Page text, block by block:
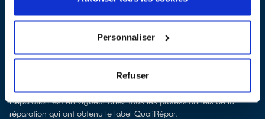
Personnaliser
Refuser
labellisés QualiRépar. En cliquant sur la fiche détaillée du
réparateur, vous découvrirez pour quels types d’appareils ce
électroménager, télévision, smartphone, outils électriques : à
chaque famille d’équipements son réparateur spécialisé et
labellisé QualiRépar.
Comment bénéficier du Bonus Réparation à Sainte-Maxime ?
Immédiatement déduit de la facture par le réparateur, le Bonus
Réparation est en vigueur chez tous les professionnels de la
réparation qui ont obtenu le label QualiRépar.